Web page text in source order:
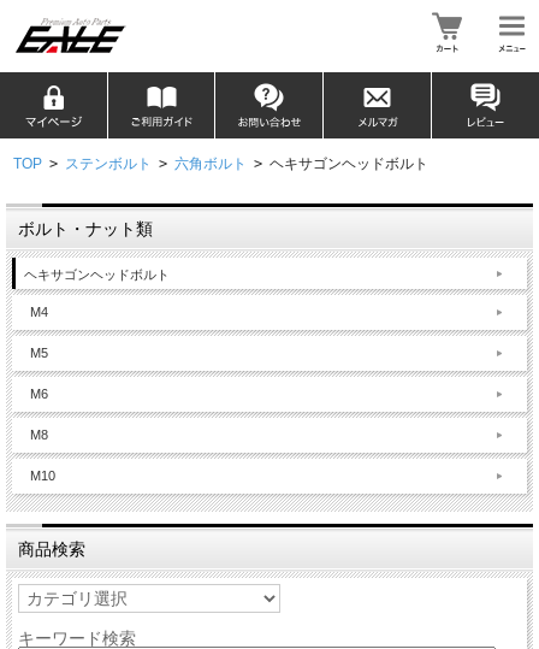
TOP > ステンボルト > 六角ボルト > ヘキサゴンヘッドボルト
ボルト・ナット類
ヘキサゴンヘッドボルト
M4
M5
M6
M8
M10
商品検索
キーワード検索